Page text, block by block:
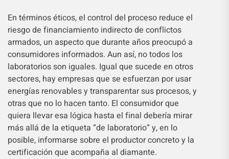
En términos éticos, el control del proceso reduce el
riesgo de financiamiento indirecto de conflictos
armados, un aspecto que durante años preocupó a
consumidores informados. Aun así, no todos los
laboratorios son iguales. Igual que sucede en otros
sectores, hay empresas que se esfuerzan por usar
energías renovables y transparentar sus procesos, y
otras que no lo hacen tanto. El consumidor que
quiera llevar esa lógica hasta el final debería mirar
más allá de la etiqueta “de laboratorio” y, en lo
posible, informarse sobre el productor concreto y la
certificación que acompaña al diamante.